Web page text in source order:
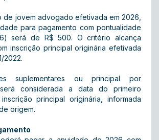
de jovem advogado efetivada em 2026,
para pagamento com pontualidade
será de R$ 500. O critério alcança
inscrição principal originária efetivada
2022.
suplementares ou principal por
considerada a data do primeiro
principal originária, informada
origem.